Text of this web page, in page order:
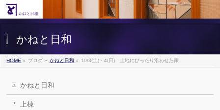
かねと日和
HOME » ブログ » かねと日和 » 10/3(土)・4(日) 土地にぴったり沿わせた家
かねと日和
上棟